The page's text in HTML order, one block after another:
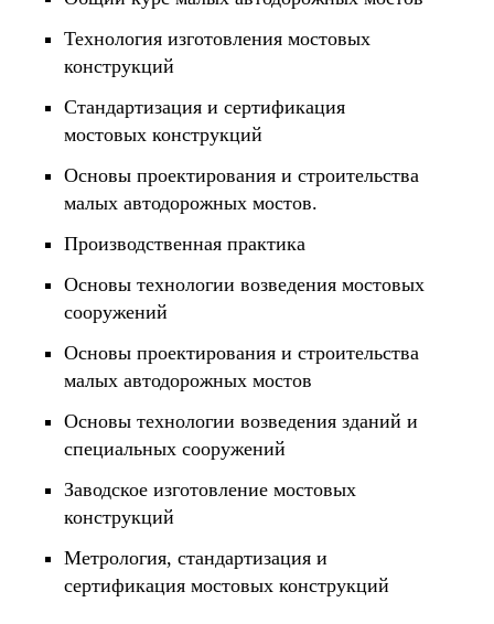
Технология изготовления мостовых
конструкций
Стандартизация и сертификация
мостовых конструкций
Основы проектирования и строительства
малых автодорожных мостов.
Производственная практика
Основы технологии возведения мостовых
сооружений
Основы проектирования и строительства
малых автодорожных мостов
Основы технологии возведения зданий и
специальных сооружений
Заводское изготовление мостовых
конструкций
Метрология, стандартизация и
сертификация мостовых конструкций